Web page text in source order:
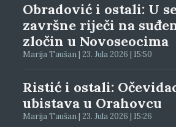
Obradović i ostali: U
završne riječi na
zločin u Novoseocima
Marija Taušan | 23. Jula 2026 | 15:50
Ristić i ostali:
ubistava u Orahovcu
Marija Taušan | 23. Jula 2026 | 15:26